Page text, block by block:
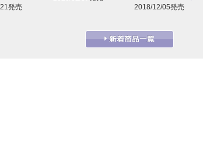
発売 2018/12/05発売